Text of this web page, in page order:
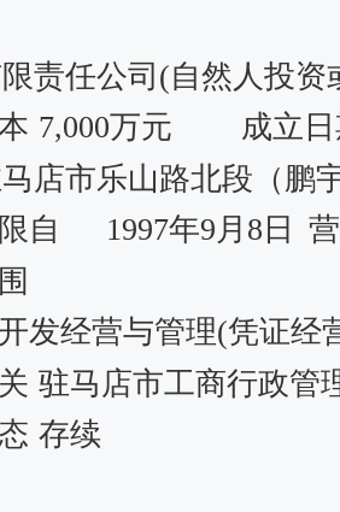
责任公司(自然人投资
7,000万元
成立
店市乐山路北段（鹏
自
1997年9月8日
发经营与管理(凭证经
驻马店市工商行政管
存续